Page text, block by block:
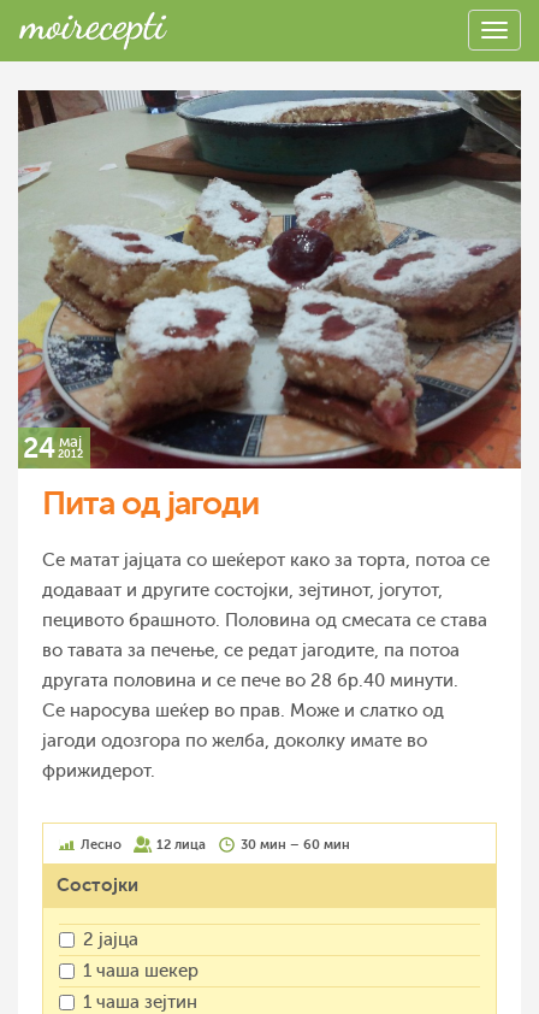
24 мај
2012
Пита од јагоди
Се матат јајцата со шеќерот како за торта, потоа се
додаваат и другите состојки, зејтинот, јогутот,
пецивото брашното. Половина од смесата се става
во тавата за печење, се редат јагодите, па потоа
другата половина и се пече во 28 бр.40 минути.
Се наросува шеќер во прав. Може и слатко од
јагоди одозгора по желба, доколку имате во
фрижидерот.
Лесно 12 лица 30 мин – 60 мин
Состојки
2 јајца
1 чаша шекер
1 чаша зејтин